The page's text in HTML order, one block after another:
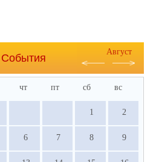
События
Август
чт пт сб вс
1 2
6 7 8 9